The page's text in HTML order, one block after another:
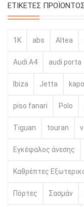
ΕΤΙΚΈΤΕΣ ΠΡΟΪΌΝΤΟΣ
1K abs Altea
Audi A4 audi porta
Ibiza Jetta
piso fanari Polo
Tiguan touran
Εγκέφαλος άνεσης
Καθρέπτες
Πόρτες Σασμάν